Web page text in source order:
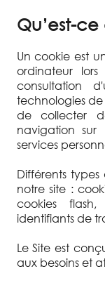
Qu’est-
Un cookie est
ordinateur
consultation
technologies
de collecter
navigation sur
services
Différents
notre site :
cookies
identifiants de
Le Site est
aux besoins et